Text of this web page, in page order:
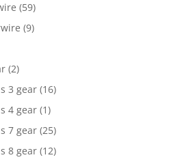
(59)
(9)
(2)
3 gear (16)
4 gear (1)
7 gear (25)
8 gear (12)